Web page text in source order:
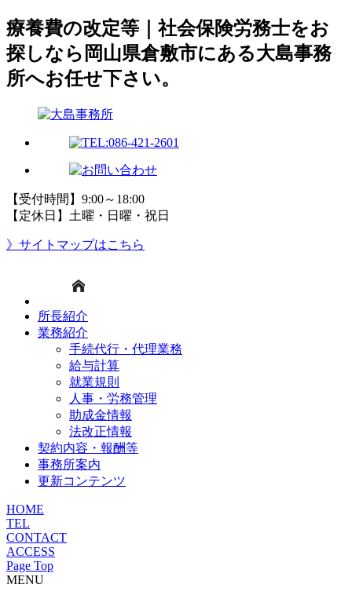
療養費の改定等｜社会保険労務士をお
探しなら岡山県倉敷市にある大島事務
所へお任せ下さい。
【受付時間】9:00～18:00
【定休日】土曜・日曜・祝日
》サイトマップはこちら
所長紹介
業務紹介
手続代行・代理業務
給与計算
就業規則
人事・労務管理
助成金情報
法改正情報
契約内容・報酬等
事務所案内
更新コンテンツ
HOME
TEL
CONTACT
ACCESS
Page Top
MENU